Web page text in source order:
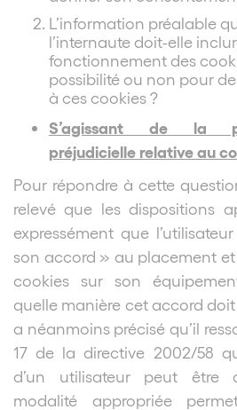
L’information préalable
l’internaute doit-elle
fonctionnement des
possibilité ou non pour
à ces cookies ?
S’agissant de la
préjudicielle relative au
Pour répondre à cette
relevé que les dispositions
expressément que
son accord » au placement
cookies sur son
quelle manière cet accord
a néanmoins précisé qu’il
17 de la directive 2002/58
d’un utilisateur peut être
modalité appropriée